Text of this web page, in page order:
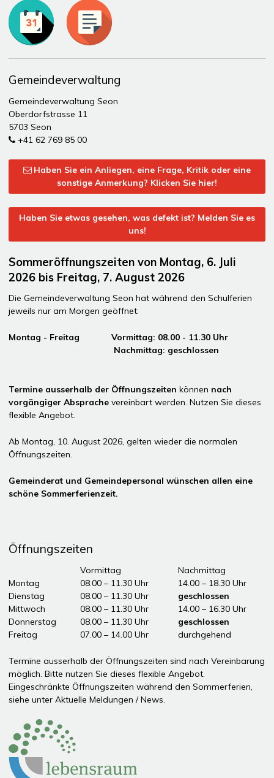
Toplinks
Gemeindeverwaltung
Gemeindeverwaltung Seon
Oberdorfstrasse 11
5703 Seon
+41 62 769 85 00
Haben Sie ein Anliegen, eine Frage, Kritik oder eine
sonstige Anmerkung? Klicken Sie hier!
Haben Sie etwas gesehen, was defekt ist? Melden Sie es
uns!
Sommeröffnungszeiten von Montag, 6. Juli
2026 bis Freitag, 7. August 2026
Die Gemeindeverwaltung Seon hat während den Schulferien
jeweils nur am Morgen geöffnet:
Montag - Freitag Vormittag: 08.00 - 11.30 Uhr
Nachmittag: geschlossen
Termine ausserhalb der Öffnungszeiten können nach
vorgängiger Absprache vereinbart werden. Nutzen Sie dieses
flexible Angebot.
Ab Montag, 10. August 2026, gelten wieder die normalen
Öffnungszeiten.
Gemeinderat und Gemeindepersonal wünschen allen eine
schöne Sommerferienzeit.
Öffnungszeiten
Öffnungszeiten Vormittag
Vormittag
Nachmittag
Montag
08.00 – 11.30 Uhr
14.00 – 18.30 Uhr
Dienstag
08.00 – 11.30 Uhr
geschlossen
Mittwoch
08.00 – 11.30 Uhr
14.00 – 16.30 Uhr
Donnerstag
08.00 – 11.30 Uhr
geschlossen
Freitag
07.00 – 14.00 Uhr durchgehend
Termine ausserhalb der Öffnungszeiten sind nach Vereinbarung
möglich. Bitte nutzen Sie dieses flexible Angebot.
Eingeschränkte Öffnungszeiten während den Sommerferien,
siehe unterAktuelle Meldungen / News
Partner